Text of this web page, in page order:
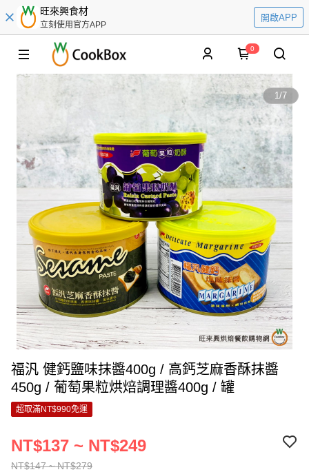
旺來興食材
立刻使用官方APP
開啟APP
0
1/7
福汎 健鈣鹽味抹醬400g / 高鈣芝麻香酥抹醬
450g / 葡萄果粒烘焙調理醬400g / 罐
超取滿NT$990免運
NT$147 ~ NT$279
NT$137 ~ NT$249